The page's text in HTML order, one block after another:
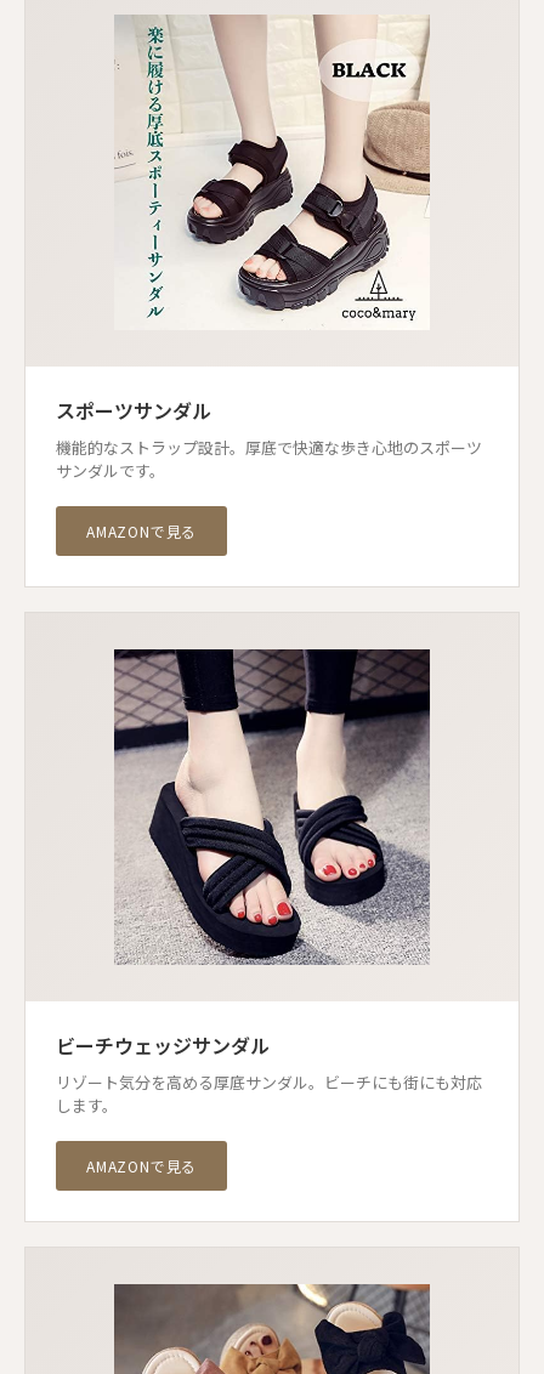
スポーツサンダル
機能的なストラップ設計。厚底で快適な歩き心地のスポーツ
サンダルです。
AMAZONで見る
ビーチウェッジサンダル
リゾート気分を高める厚底サンダル。ビーチにも街にも対応
します。
AMAZONで見る